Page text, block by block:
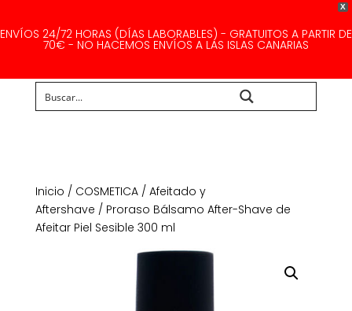
X
ENVÍOS 24/72 HORAS (DÍAS LABORABLES) - GRATUITOS A PARTIR DE
70€ - NO HACEMOS ENVÍOS A LAS ISLAS CANARIAS
Inicio / COSMETICA/ Afeitado y
Aftershave / Proraso Bálsamo After-Shave de
Afeitar Piel Sesible 300 ml